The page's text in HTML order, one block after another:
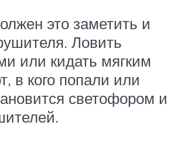
это заметить и
Ловить
или кидать мягким
в кого попали или
светофором и